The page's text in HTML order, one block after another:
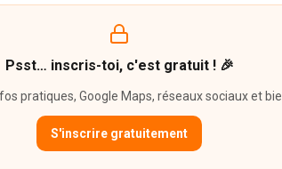
Psst… inscris-toi, c'est gratuit ! 🎉
pratiques, Google Maps, réseaux sociaux et
S'inscrire gratuitement